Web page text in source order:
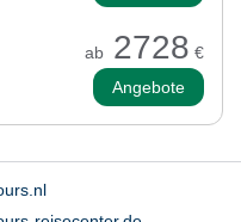
ab 2728 €
Angebote